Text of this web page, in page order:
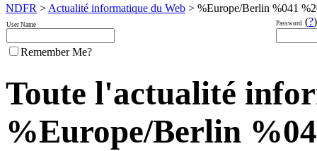
NDFR > Actualité informatique du Web > %Europe/Berlin %041
User Name Password (?)
Remember Me?
Toute l'actualité
%Europe/Berlin